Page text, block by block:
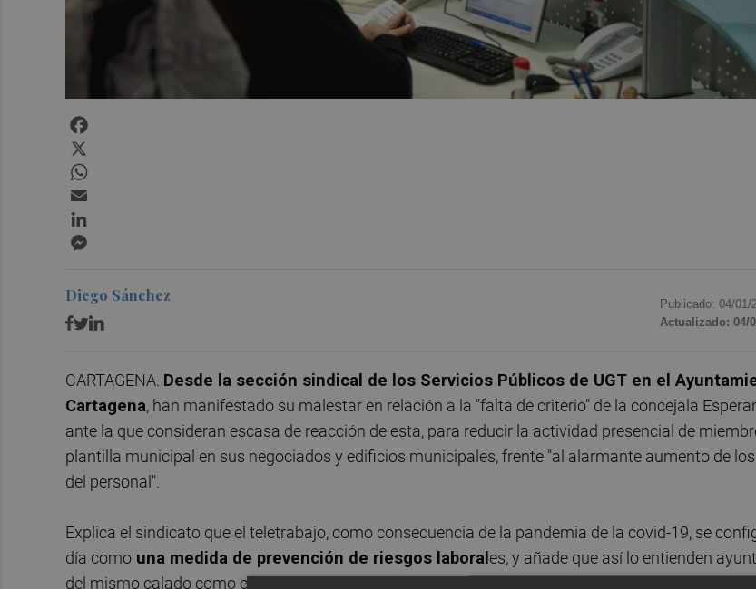
Diego Sánchez Publicado: 04/01/
Actualizado: 04/
CARTAGENA. Desde la sección sindical de los Servicios Públicos de UGT en el
Cartagena, han manifestado su malestar en relación a la "falta de criterio" de la concejala
ante la que consideran escasa de reacción de esta, para reducir la actividad presencial de
plantilla municipal en sus negociados y edificios municipales, frente "al alarmante aumento de
del personal".
Explica el sindicato que el teletrabajo, como consecuencia de la pandemia de la covid-19, se
día como una medida de prevención de riesgos laboral es, y añade que así lo entienden
del mismo calado como el de Murcia,